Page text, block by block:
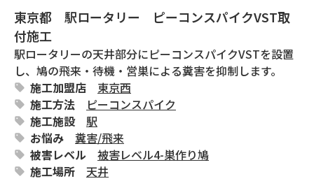
東京都 駅ロータリー ピーコンスパイクVST取
付施工
駅ロータリーの天井部分にピーコンスパイクVSTを設置
し、鳩の飛来・待機・営巣による糞害を抑制します。
施工加盟店
東京西
施工方法
ピーコンスパイク
施工施設
駅
お悩み
糞害/飛来
被害レベル
被害レベル4-巣作り鳩
施工場所
天井